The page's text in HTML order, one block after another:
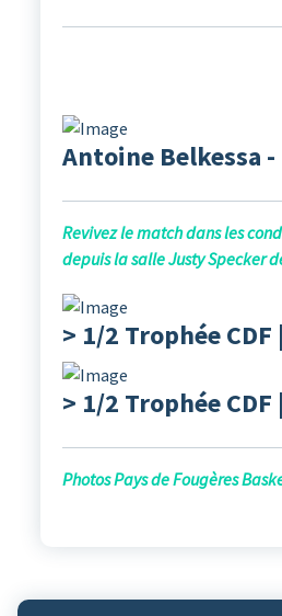
Antoine Belkessa -
Revivez le match dans les
depuis la salle Justy Specker
> 1/2 Trophée CDF
> 1/2 Trophée CDF
Photos Pays de Fougères